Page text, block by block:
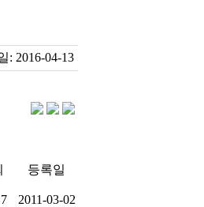
: 2016-04-13
등록일
2011-03-02